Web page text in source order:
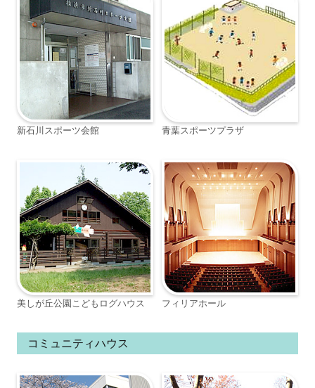
新石川スポーツ会館 青葉スポーツプラザ
美しが丘公園こどもログハウス フィリアホール
コミュニティハウス